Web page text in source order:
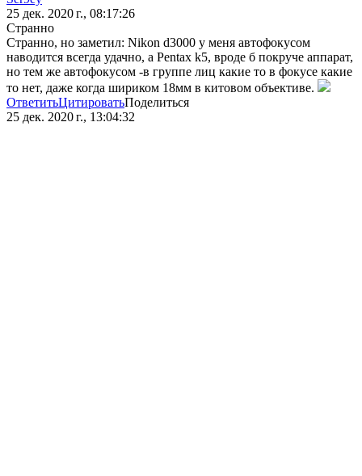
25 дек. 2020 г., 08:17:26
Странно
Странно, но заметил: Nikon d3000 у меня автофокусом
наводится всегда удачно, а Pentax k5, вроде б покруче аппарат,
но тем же автофокусом -в группе лиц какие то в фокусе какие
то нет, даже когда шириком 18мм в китовом объективе.
ОтветитьЦитироватьПоделиться
25 дек. 2020 г., 13:04:32